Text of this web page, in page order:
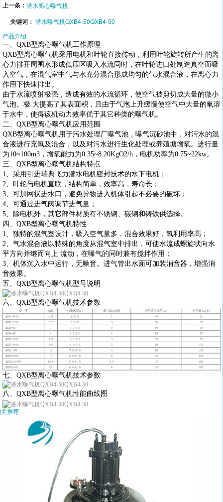
上一条： 潜水离心曝气机
关键词： 潜水曝气机QXB4-50QXB4-50
产品介绍
一、QXB型离心曝气机工作原理
QXB型离心曝气机采用电机和叶轮直接传动，利用叶轮旋转所产生的离
心力排开周围水形成低压区吸入水流同时，在叶轮进口处制造真空而吸
入空气，在混气室中气与水充分混合形成均匀的气水混合液，在离心力
作用下快速排出。
由于水流喷射极强，造成有效的水流循环，使空气被剪切成大量的微小
气泡。极 大提高了其表面积，且由于气泡上升缓慢使空气中大量的氧溶
于水中，使得该机动力效率优于其它种类的曝气机。
二、QXB型离心曝气机应用范围
QXB型离心曝气机用于污水处理厂曝气池，曝气沉砂池中，对污水的混
合液进行充氧及混合，以及对污水进行生化处理或养殖塘增氧。进行量
为10~100m3，增氧能力为0.35~8.20KgO2/h，电机功率为0.75~22kw。
三、QXB型离心曝气机结构特点
1、采用引进瑞典飞力潜水电机密封技术的水下电机；
2、叶轮与电机直联，结构简单，效率高，寿命长；
3、可加网状进水口，避免异物进入机体引起不必要的破坏；
4、可通过进气阀调节进气量；
5、除电机外，其它部件材质有不锈钢、碳钢和铸铁供选择。
四、QXB型离心曝气机特性
1、独特的混气室设计，吸入空气量多，混合效果好，氧利用率高；
2、气水混合液以特殊的角度从混气室中排出，可使水流成螺旋状向水
平方向并继而向上 流动，在曝气的同时兼有搅拌作用；
3、机体沉入水中运行，无噪音。进气管出水面可加装消音器，增强消
音效果。
五、QXB型离心曝气机型号说明
六、QXB型离心曝气机技术参数
七、QXB型离心曝气机技术参数
八、QXB型离心曝气机性能曲线图
推荐